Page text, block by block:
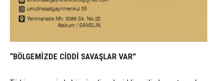
“BÖLGEMİZDE CİDDİ SAVAŞLAR VAR”